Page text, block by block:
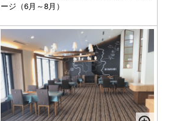
ージ（6月～8月）